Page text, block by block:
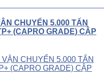
CHUYỂN 5.000 TẤN
(CAPRO GRADE) CẬP